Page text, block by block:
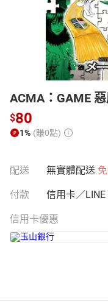
ACMA：GAME
$80
1% (賺0點)
配送 無實體配送
付款 信用卡／LINE
信用卡優惠